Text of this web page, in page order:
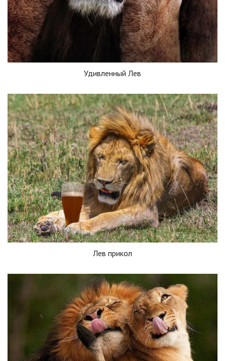
Удивленный Лев
Лев прикол